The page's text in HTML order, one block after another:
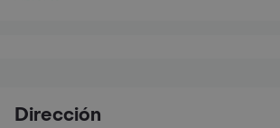
Dirección